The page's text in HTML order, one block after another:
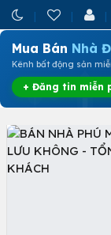
Mua Bán Nhà
Kênh bất động sản
+ Đăng tin miễn